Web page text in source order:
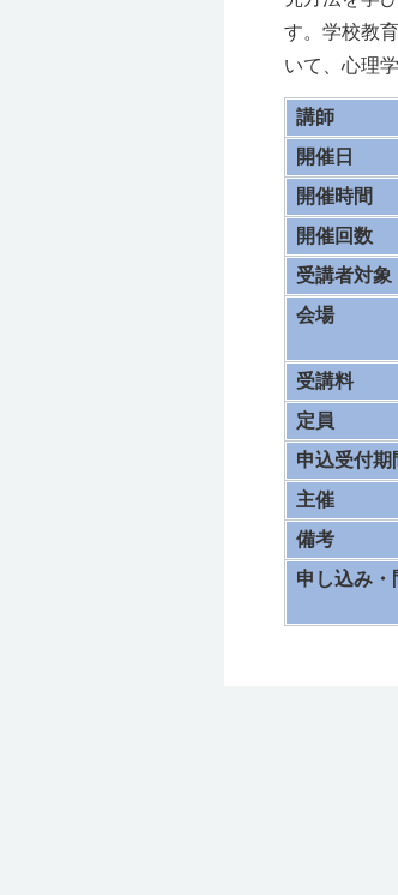
す。学校教
いて、心理
講師
開催日
開催時間
開催回数
受講者対象
会場
受講料
定員
申込受付期
主催
備考
申し込み・